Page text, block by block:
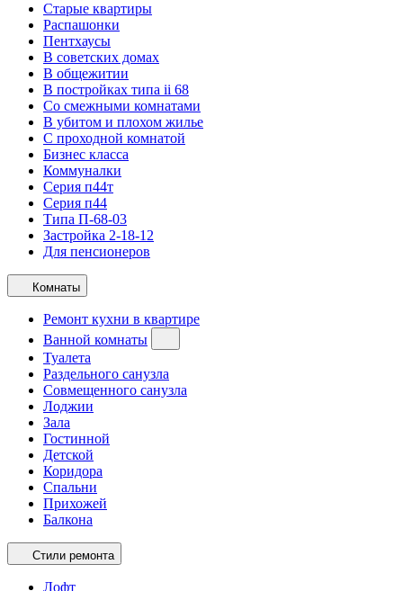
Старые квартиры
Распашонки
Пентхаусы
В советских домах
В общежитии
В постройках типа ii 68
Со смежными комнатами
В убитом и плохом жилье
С проходной комнатой
Бизнес класса
Коммуналки
Серия п44т
Серия п44
Типа П-68-03
Застройка 2-18-12
Для пенсионеров
Комнаты
Ремонт кухни в квартире
Ванной комнаты
Туалета
Раздельного санузла
Совмещенного санузла
Лоджии
Зала
Гостинной
Детской
Коридора
Спальни
Прихожей
Балкона
Стили ремонта
Лофт